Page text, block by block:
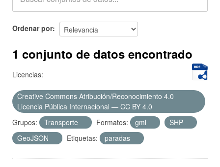
Acerca de
Ordenar por
1 conjunto de datos encontrado
Licencias:
Creative Commons Atribución/Reconocimiento 4.0
Licencia Pública Internacional — CC BY 4.0
Grupos:
Transporte Formatos: gml
SHP
GeoJSON
Etiquetas: paradas